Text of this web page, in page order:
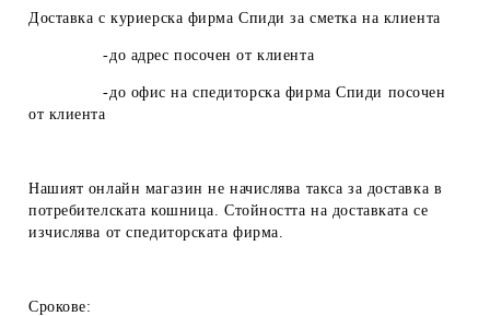
Доставка с куриерска фирма Спиди за сметка на клиента
-до адрес посочен от клиента
-до офис на спедиторска фирма Спиди посочен
от клиента
Нашият онлайн магазин не начислява такса за доставка в
потребителската кошница. Стойността на доставката се
изчислява от спедиторската фирма.
Срокове: